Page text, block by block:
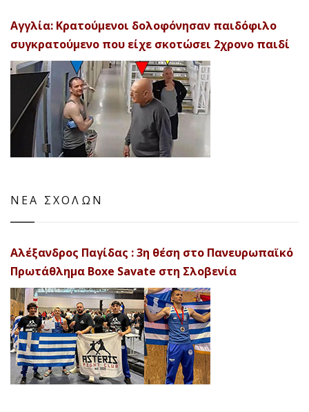
Αγγλία: Κρατούμενοι δολοφόνησαν παιδόφιλο
συγκρατούμενο που είχε σκοτώσει 2χρονο παιδί
ΝΕΑ ΣΧΟΛΩΝ
Αλέξανδρος Παγίδας : 3η θέση στο Πανευρωπαϊκό
Πρωτάθλημα Boxe Savate στη Σλοβενία